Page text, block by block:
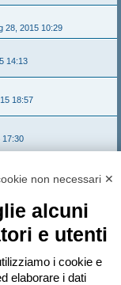
28, 2015 10:29
14:13
18:57
17:30
17:29
Prossimo
Vai a
non necessari ✕
alcuni
e utenti
i cookie e
elaborare i dati